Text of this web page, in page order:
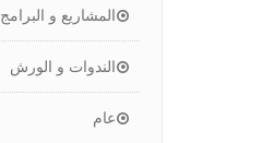
المشاريع و البرامج
الندوات و الورش
عام